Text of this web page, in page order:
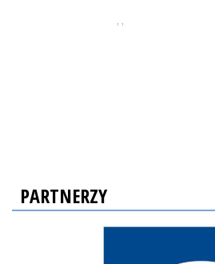
, ,
PARTNERZY